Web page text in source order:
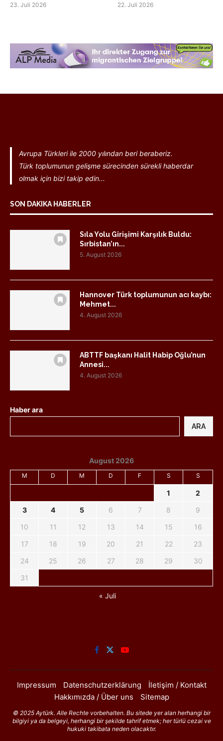
23. Juli 2026 22. Juli 2026
Avrupa Türkleri ile 2000 yılından beri beraberiz.
Türk toplumunun gelişme sürecinden sürekli haberdar
olmak için bizi takip edin...
SON DAKIKA HABERLER
Sıla Yolu Girişimi Karşılık Buldu:
Sırbistan’ın...
5. August 2026
Hannover Türk toplumunun acı kaybı:
Mehmet...
4. August 2026
ABTTF başkanı Halit Habip Oğlu’nun
Annesi...
4. August 2026
Haber ara
ARA
August 2026
M D M D F S S
1
2
3
4 5 6 7 8
9
10
11 12 13 14 15
16
17
18 19 20 21 22
23
24
25 26 27 28 29
30
31
« Juli
Impressum Datenschutzerklärung
İletişim / Kontakt
Hakkımızda / Über uns
Sitemap
© 2025 Aytürk. Alle Rechte vorbehalten. Bu sitede yer alan herhangi bir
bilgiyi ya da belgeyi, herhangi bir şekilde tahrif etmek; her türlü cezai ve
hukuki takibata neden olacaktır.